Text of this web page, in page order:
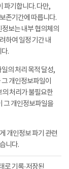
파기합니다. 다만,
존기간에 따릅니다.
보는 내부 협의체의
하여 일정 기간 내
.
의 처리 목적 달성,
개인정보파일이
처리가 불필요한
그 개인정보파일을
개인정보 파기 관련
니다.
로 기록·저장된